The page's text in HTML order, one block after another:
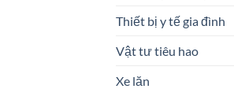
Thiết bị y tế gia đình
Vật tư tiêu hao
Xe lăn